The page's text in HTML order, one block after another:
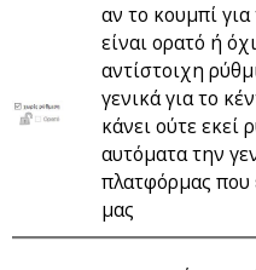
αν το κουμπί
είναι ορατό ή
αντίστοιχη
γενικά για το
κάνει ούτε εκεί
αυτόματα την
πλατφόρμας που
μας